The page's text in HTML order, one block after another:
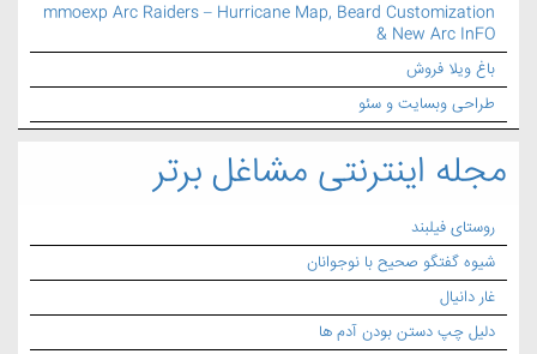
mmoexp Arc Raiders – Hurricane Map, Beard Customization
& New Arc InFO
باغ ویلا فروش
طراحی وبسایت و سئو
مجله اینترنتی مشاغل برتر
روستای فیلبند
شیوه گفتگو صحیح با نوجوانان
غار دانیال
دلیل چپ دستن بودن آدم ها